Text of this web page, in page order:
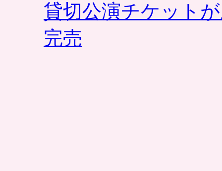
貸切公演チケット
完売